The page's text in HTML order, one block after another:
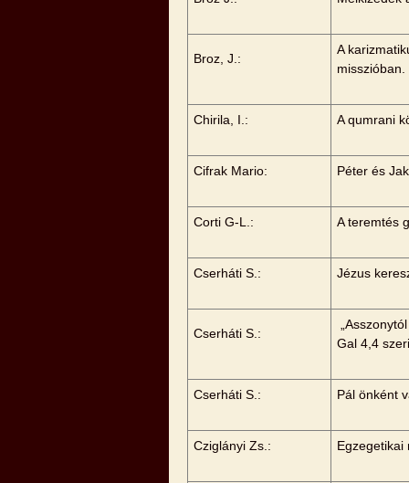
Broz, J.:
A
misszióban.
Chirila, I.: A qumrani
Cifrak Mario: Péter és
Corti G-L.: A teremtés
Cserháti S.: Jézus
Cserháti S.:
Gal 4,4
Cserháti S.: Pál önként
Cziglányi Zs.: Egzegetikai